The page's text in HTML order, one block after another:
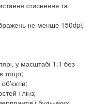
стиснення та
не менше 150dpi,
у масштабі 1:1 без
тощо;
і лінз;